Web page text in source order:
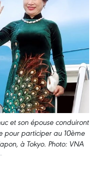
et son épouse conduiront
pour participer au 10ème
à Tokyo. Photo: VNA